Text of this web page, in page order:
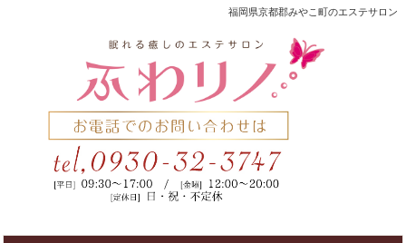
福岡県京都郡みやこ町のエステサロン